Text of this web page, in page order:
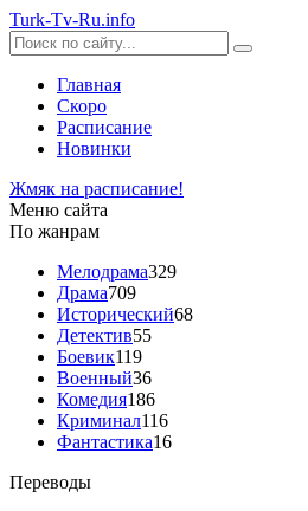
Turk-Tv-Ru.info
Главная
Скоро
Расписание
Новинки
Жмяк на расписание!
Меню сайта
По жанрам
Мелодрама329
Драма709
Исторический68
Детектив55
Боевик119
Военный36
Комедия186
Криминал116
Фантастика16
Переводы